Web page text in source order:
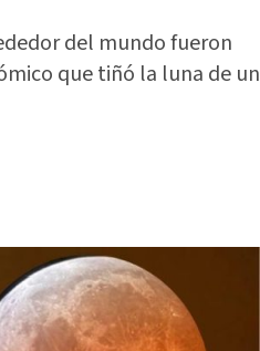
del mundo fueron
que tiñó la luna de un